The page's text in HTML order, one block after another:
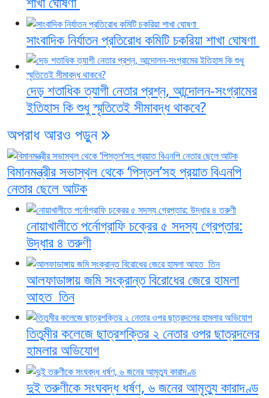
সাংবাদিক নির্যাতন প্রতিরোধ কমিটি চকরিয়া শাখা ঘোষণা
দেড় শতাধিক ত্যাগী নেতার প্রশ্ন, আন্দোলন-সংগ্রামের
ইতিহাস কি শুধু স্মৃতিতেই সীমাবদ্ধ থাকবে?
অপরাধআরও পড়ুন
বিমানমন্ত্রীর সভাস্থল থেকে ‘পিস্তল’সহ প্রয়াত বিএনপি
নেতার ছেলে আটক
নোয়াখালীতে পর্নোগ্রাফি চক্রের ৫ সদস্য গ্রেপ্তার:
উদ্ধার ৪ তরুণী
আলফাডাঙ্গায় জমি সংক্রান্ত বিরোধের জেরে হামলা
আহত তিন
তিতুমীর কলেজে ছাত্রশক্তির ২ নেতার ওপর ছাত্রদলের
হামলার অভিযোগ
দুই তরুণীকে সংঘবদ্ধ ধর্ষণ, ৬ জনের আমৃত্যু কারাদণ্ড